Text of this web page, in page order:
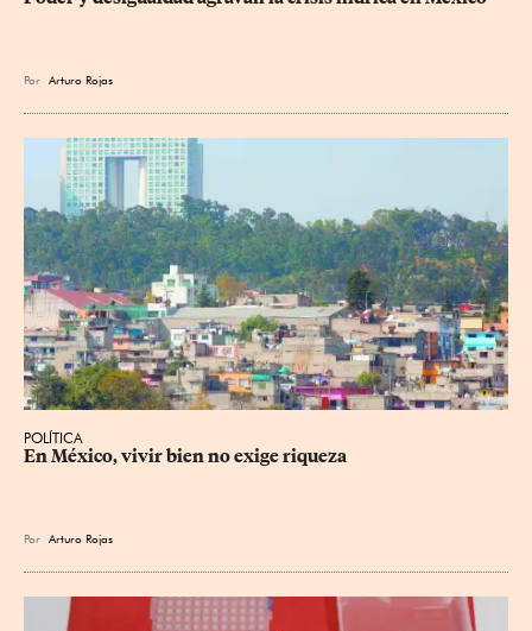
Por Arturo Rojas
POLÍTICA
En México, vivir bien no exige riqueza
Por Arturo Rojas